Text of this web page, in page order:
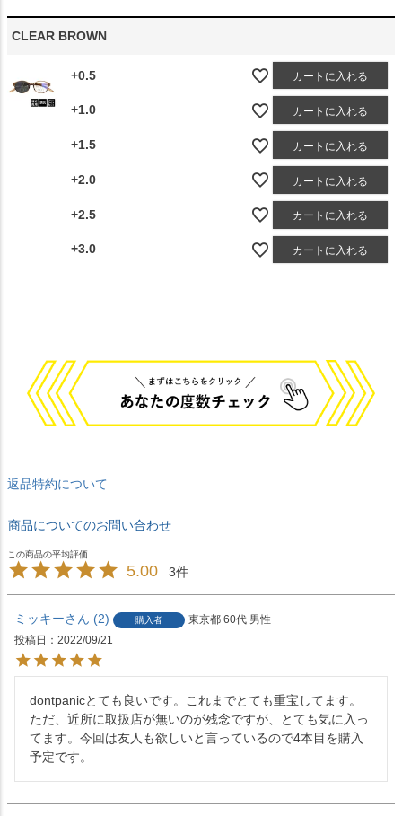
CLEAR BROWN
+0.5 カートに入れる
+1.0 カートに入れる
+1.5 カートに入れる
+2.0 カートに入れる
+2.5 カートに入れる
+3.0 カートに入れる
返品特約について
商品についてのお問い合わせ
5.00 3
ミッキー 2 購入者 東京都 60代 男性
投稿日
2022/09/21
dontpanicとても良いです。これまでとても重宝してます。
ただ、近所に取扱店が無いのが残念ですが、とても気に入っ
てます。今回は友人も欲しいと言っているので4本目を購入
予定です。